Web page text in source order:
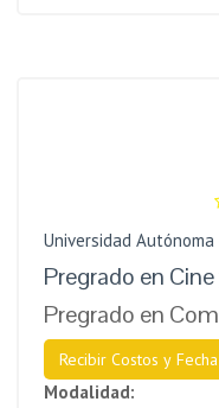
Universidad
Pregrado en
Pregrado en
Recibir Costos y
Modalidad: